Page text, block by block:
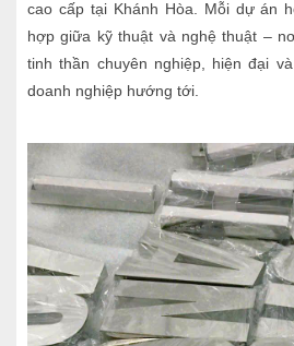
cao cấp tại Khánh Hòa. Mỗi dự án
hợp giữa kỹ thuật và nghệ thuật –
tinh thần chuyên nghiệp, hiện đại
doanh nghiệp hướng tới.